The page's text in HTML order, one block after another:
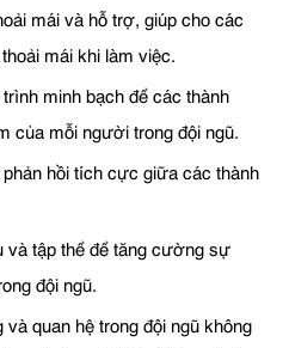
mái và hỗ trợ, giúp cho các
mái khi làm việc.
minh bạch để các thành
của mỗi người trong đội ngũ.
hồi tích cực giữa các thành
và tập thể để tăng cường sự
đội ngũ.
quan hệ trong đội ngũ không